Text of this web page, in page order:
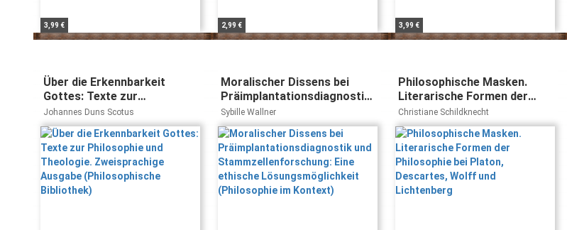
3,99 € 2,99 € 3,99 €
Über die Erkennbarkeit
Gottes: Texte zur
Philosophie und Theologie.
Zweisprachige Ausgabe
(Philosophische Bibliothek)
Johannes Duns Scotus
Moralischer Dissens bei
Präimplantationsdiagnostik
und Stammzellenforschung:
Eine ethische
Lösungsmöglichkeit
(Philosophie im Kontext)
Sybille Wallner
Philosophische Masken.
Literarische Formen der
Philosophie bei Platon,
Descartes, Wolff und
Lichtenberg
Christiane Schildknecht